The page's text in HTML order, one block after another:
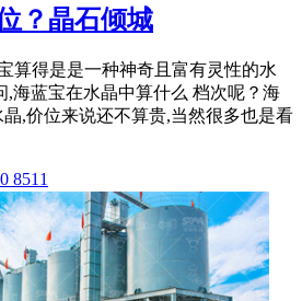
？晶石倾城
算得是是一种神奇且富有灵性的水
,海蓝宝在水晶中算什么 档次呢？海
,价位来说还不算贵,当然很多也是看
8511